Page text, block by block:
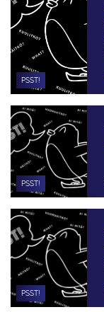
PSST!
PSST!
PSST!